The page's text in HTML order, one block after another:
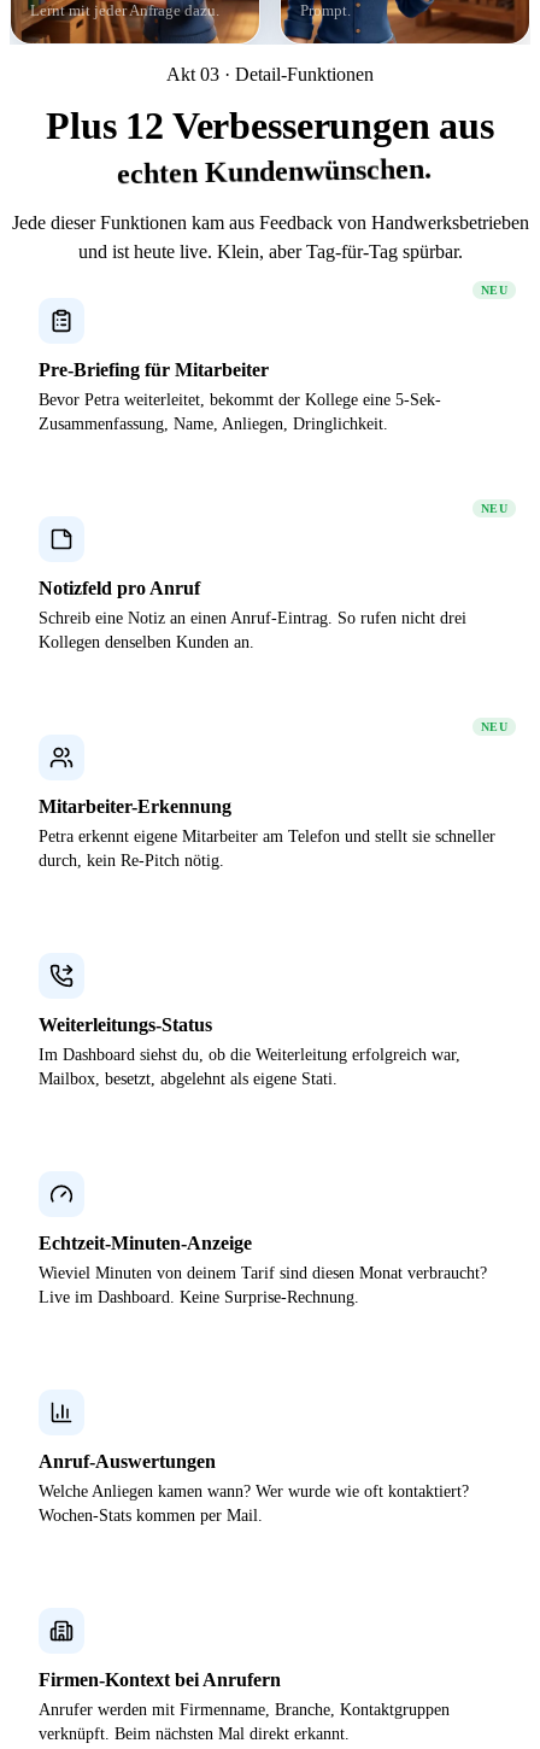
Lernt mit jeder Anfrage dazu.
Prompt.
Akt 03 · Detail-Funktionen
Plus 12 Verbesserungen aus
echten Kundenwünschen.
Jede dieser Funktionen kam aus Feedback von Handwerksbetrieben
und ist heute live. Klein, aber Tag-für-Tag spürbar.
NEU
Pre-Briefing für Mitarbeiter
Bevor Petra weiterleitet, bekommt der Kollege eine 5-Sek-
Zusammenfassung, Name, Anliegen, Dringlichkeit.
NEU
Notizfeld pro Anruf
Schreib eine Notiz an einen Anruf-Eintrag. So rufen nicht drei
Kollegen denselben Kunden an.
NEU
Mitarbeiter-Erkennung
Petra erkennt eigene Mitarbeiter am Telefon und stellt sie schneller
durch, kein Re-Pitch nötig.
Weiterleitungs-Status
Im Dashboard siehst du, ob die Weiterleitung erfolgreich war,
Mailbox, besetzt, abgelehnt als eigene Stati.
Echtzeit-Minuten-Anzeige
Wieviel Minuten von deinem Tarif sind diesen Monat verbraucht?
Live im Dashboard. Keine Surprise-Rechnung.
Anruf-Auswertungen
Welche Anliegen kamen wann? Wer wurde wie oft kontaktiert?
Wochen-Stats kommen per Mail.
Firmen-Kontext bei Anrufern
Anrufer werden mit Firmenname, Branche, Kontaktgruppen
verknüpft. Beim nächsten Mal direkt erkannt.